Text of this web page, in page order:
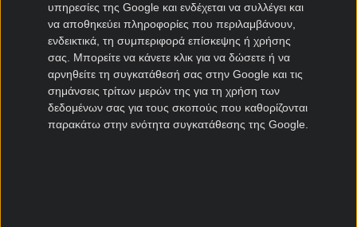
υπηρεσίες της Google και ενδέχεται να συλλέγει και
να αποθηκεύει πληροφορίες που περιλαμβάνουν,
ενδεικτικά, τη συμπεριφορά επίσκεψης ή χρήσης
σας. Μπορείτε να κάνετε κλικ για να δώσετε ή να
αρνηθείτε τη συγκατάθεσή σας στην Google και τις
σημάνσεις τρίτων μερών της για τη χρήση των
δεδομένων σας για τους σκοπούς που καθορίζονται
παρακάτω στην ενότητα συγκατάθεσης της Google.
Μεταγραφές Cyprus League
Πάφος μεταγραφές
ΑΠΟΕΛ μεταγραφές
ΑΕΚ Λάρνακας μεταγραφές
Ομόνοια μεταγραφές